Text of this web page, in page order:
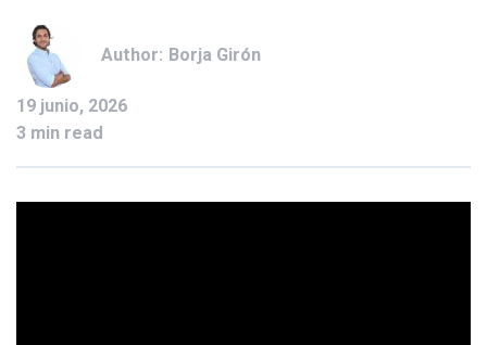
Author: Borja Girón
19 junio, 2026
3 min read